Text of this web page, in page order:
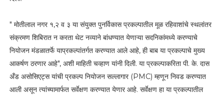
" मोतीलाल नगर १,२ व ३ या संयुक्त पुनर्विकास प्रकल्पातील मूळ रहिवाशांचे स्थलांतर
संक्रमण शिबिरात न करता थेट नव्याने बांधण्यात येणाऱ्या सदनिकांमध्ये करण्याचे
नियोजन मंडळातर्फे याप्रकल्पांतर्गत करण्यात आले आहे, ही बाब या प्रकल्पाचे मुख्य
आकर्षण ठरणार आहे", अशी माहिती चव्हाण यांनी दिली. या प्रकल्पाकरिता पी. के. दास
अँड असोसिएट्स यांची प्रकल्प नियोजन सल्लागार (PMC) म्हणून निवड करण्यात
आली असून त्यांच्यामार्फत सर्वेक्षण करण्यात येणार आहे. सर्वेक्षण हा या प्रकल्पातील